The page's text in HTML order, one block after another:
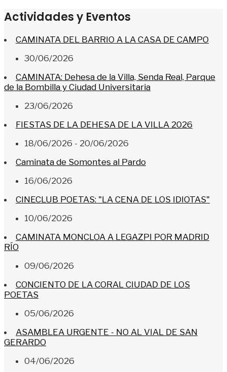
Actividades y Eventos
CAMINATA DEL BARRIO A LA CASA DE CAMPO
30/06/2026
CAMINATA: Dehesa de la Villa, Senda Real, Parque
de la Bombilla y Ciudad Universitaria
23/06/2026
FIESTAS DE LA DEHESA DE LA VILLA 2026
18/06/2026 - 20/06/2026
Caminata de Somontes al Pardo
16/06/2026
CINECLUB POETAS: "LA CENA DE LOS IDIOTAS"
10/06/2026
CAMINATA MONCLOA A LEGAZPI POR MADRID
RÍO
09/06/2026
CONCIENTO DE LA CORAL CIUDAD DE LOS
POETAS
05/06/2026
ASAMBLEA URGENTE - NO AL VIAL DE SAN
GERARDO
04/06/2026